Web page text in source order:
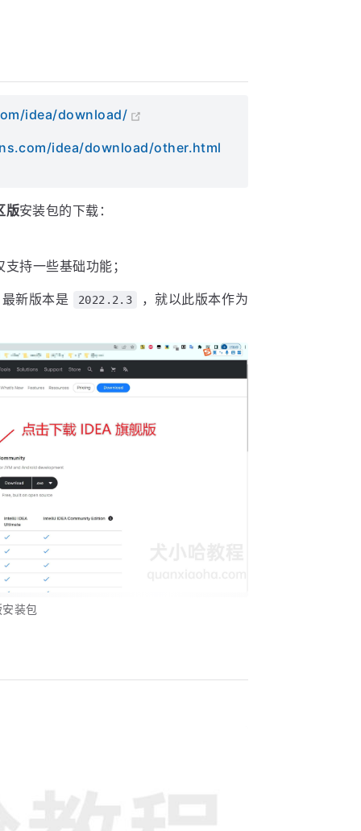
idea/download/
idea/download/other.html
版安装包的下载：
持一些基础功能；
新版本是 2022.2.3 ，就以此版本作为
装包